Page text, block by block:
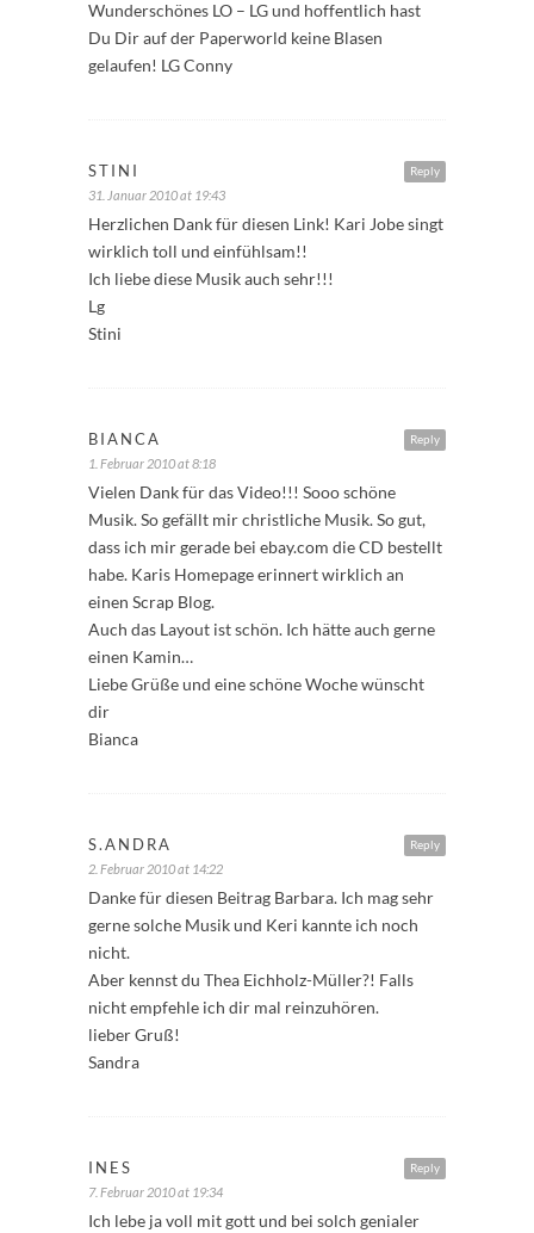
Wunderschönes LO – LG und hoffentlich hast
Du Dir auf der Paperworld keine Blasen
gelaufen! LG Conny
Reply
STINI
31. Januar 2010 at 19:43
Herzlichen Dank für diesen Link! Kari Jobe singt
wirklich toll und einfühlsam!!
Ich liebe diese Musik auch sehr!!!
Lg
Stini
Reply
BIANCA
1. Februar 2010 at 8:18
Vielen Dank für das Video!!! Sooo schöne
Musik. So gefällt mir christliche Musik. So gut,
dass ich mir gerade bei ebay.com die CD bestellt
habe. Karis Homepage erinnert wirklich an
einen Scrap Blog.
Auch das Layout ist schön. Ich hätte auch gerne
einen Kamin…
Liebe Grüße und eine schöne Woche wünscht
dir
Bianca
Reply
S.ANDRA
2. Februar 2010 at 14:22
Danke für diesen Beitrag Barbara. Ich mag sehr
gerne solche Musik und Keri kannte ich noch
nicht.
Aber kennst du Thea Eichholz-Müller?! Falls
nicht empfehle ich dir mal reinzuhören.
lieber Gruß!
Sandra
Reply
INES
7. Februar 2010 at 19:34
Ich lebe ja voll mit gott und bei solch genialer